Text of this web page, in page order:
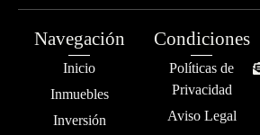
Navegación
Inicio
Inmuebles
Inversión
Condiciones
Políticas de
Privacidad
Aviso Legal